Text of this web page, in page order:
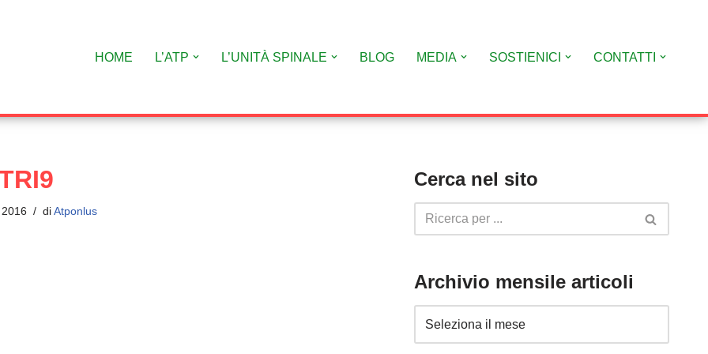
HOME L’ATP L’UNITÀ SPINALE BLOG MEDIA SOSTIENICI CONTATTI
diAtponlus
Cerca nel sito
Archivio mensile articoli